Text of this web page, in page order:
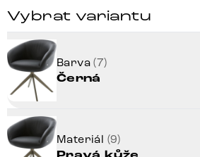
Vybrat variantu
Barva(7)
Černá
Materiál (9)